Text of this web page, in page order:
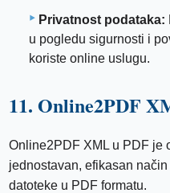
Privatnost podataka:
u pogledu sigurnosti i
koriste online uslugu.
11. Online2PDF
Online2PDF XML u PDF je
jednostavan, efikasan
datoteke u PDF formatu.